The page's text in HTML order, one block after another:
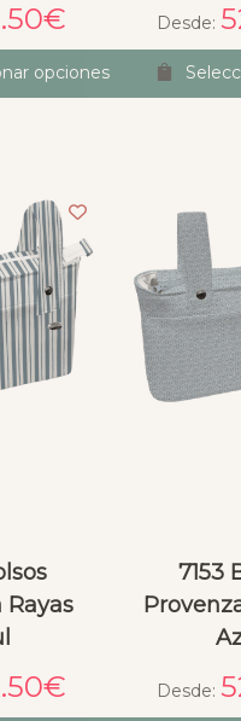
€
opciones
Desde:
Rayas
€
7153
Desde: